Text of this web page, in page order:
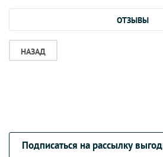
ОТЗЫВЫ
НАЗАД
Подписаться на рассылку